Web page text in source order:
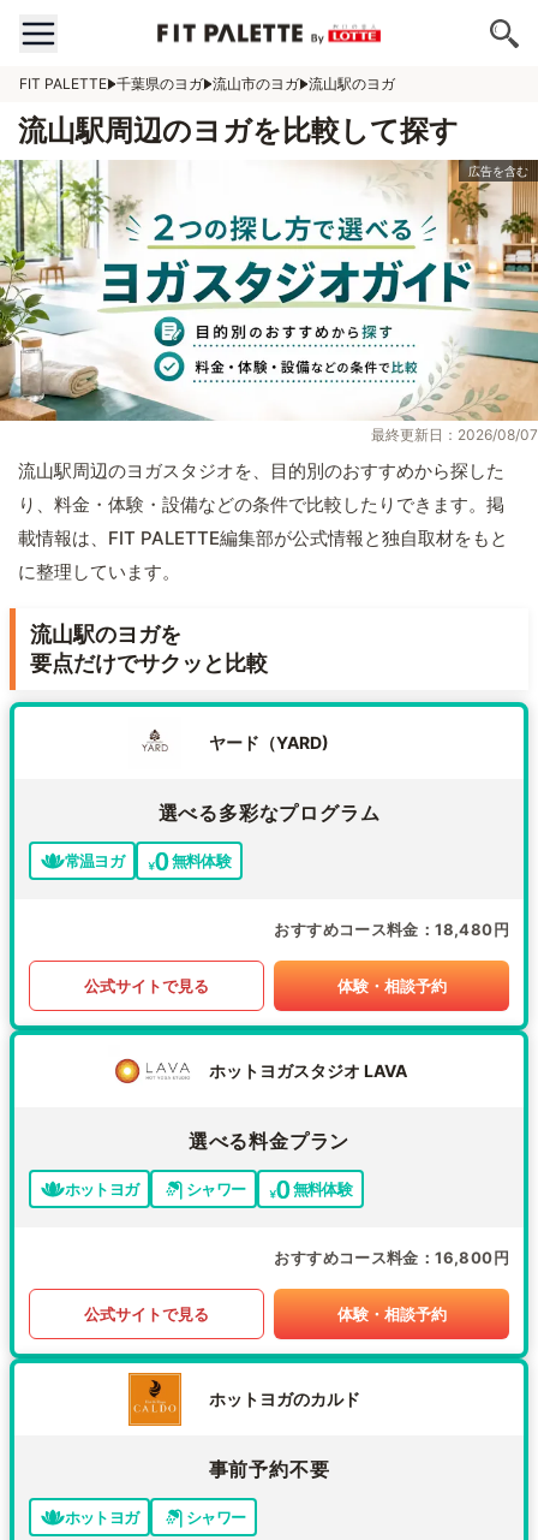
FIT PALETTE 千葉県のヨガ 流山市のヨガ 流山駅のヨガ
流山駅周辺のヨガを比較して探す
最終更新日：2026/08/07
流山駅周辺のヨガスタジオを、目的別のおすすめから探した
り、料金・体験・設備などの条件で比較したりできます。掲
載情報は、FIT PALETTE編集部が公式情報と独自取材をもと
に整理しています。
流山駅のヨガを
要点だけでサクッと比較
ヤード（YARD)
選べる多彩なプログラム
常温ヨガ 無料体験
おすすめコース料金 18,480円
公式サイトで見る 体験・相談予約
ホットヨガスタジオ LAVA
選べる料金プラン
ホットヨガ シャワー 無料体験
おすすめコース料金 16,800円
公式サイトで見る 体験・相談予約
ホットヨガのカルド
事前予約不要
ホットヨガ シャワー